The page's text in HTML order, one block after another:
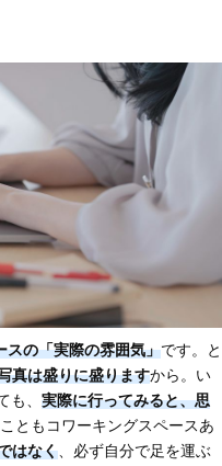
スの「実際の雰囲気」です。と
真は盛りに盛りますから。い
も、 実際に行ってみると、思
ともコワーキングスペースあ
はなく、必ず自分で足を運ぶ